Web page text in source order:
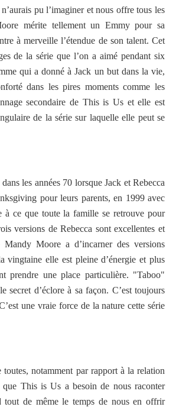
pu l’imaginer et nous offre tous les
mérite tellement un Emmy pour sa
à merveille l’étendue de son talent. Cet
de la série que l’on a aimé pendant six
qui a donné à Jack un but dans la vie,
dans les pires moments comme les
secondaire de This is Us et elle est
de la série sur laquelle elle peut se
les années 70 lorsque Jack et Rebecca
pour leurs parents, en 1999 avec
à ce que toute la famille se retrouve pour
versions de Rebecca sont excellentes et
Moore a d’incarner des versions
vingtaine elle est pleine d’énergie et plus
prendre une place particulière. "Taboo"
d’éclore à sa façon. C’est toujours
une vraie force de la nature cette série
notamment par rapport à la relation
This is Us a besoin de nous raconter
tout de même le temps de nous en offrir